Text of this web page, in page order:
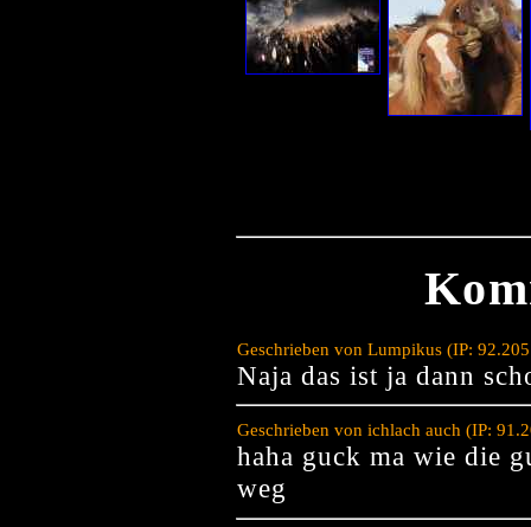
Geschrieben von Lumpikus (IP:
Naja das ist ja dann
Geschrieben von ichlach auch (IP:
haha guck ma wie die
weg